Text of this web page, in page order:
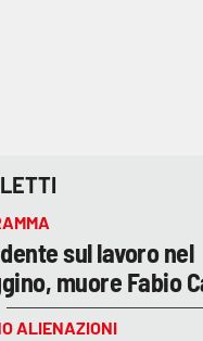
sul lavoro nel
muore Fabio
ALIENAZIONI